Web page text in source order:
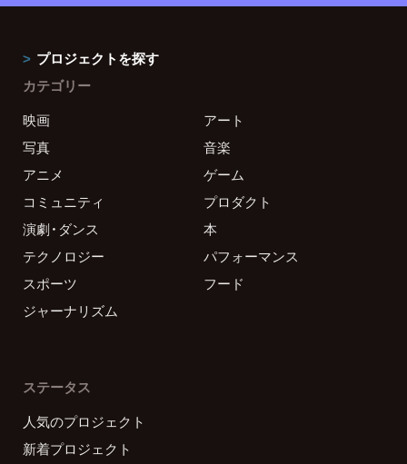
プロジェクトを探す
カテゴリー
映画
アート
写真
音楽
アニメ
ゲーム
コミュニティ
プロダクト
演劇・ダンス
本
テクノロジー
パフォーマンス
スポーツ
フード
ジャーナリズム
ステータス
人気のプロジェクト
新着プロジェクト